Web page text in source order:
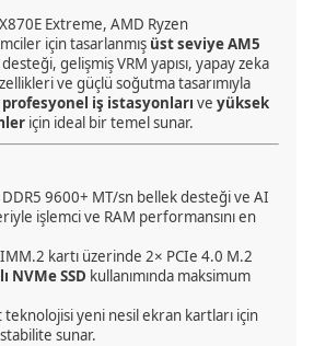
Extreme, AMD Ryzen
için tasarlanmış üst seviye AM5
gelişmiş VRM yapısı, yapay zeka
ve güçlü soğutma tasarımıyla
profesyonel iş istasyonları ve yüksek
için ideal bir temel sunar.
DDR5 9600+ MT/sn bellek desteği ve AI
işlemci ve RAM performansını en
kartı üzerinde 2× PCIe 4.0 M.2
NVMe SSD kullanımında maksimum
teknolojisi yeni nesil ekran kartları için
sunar.